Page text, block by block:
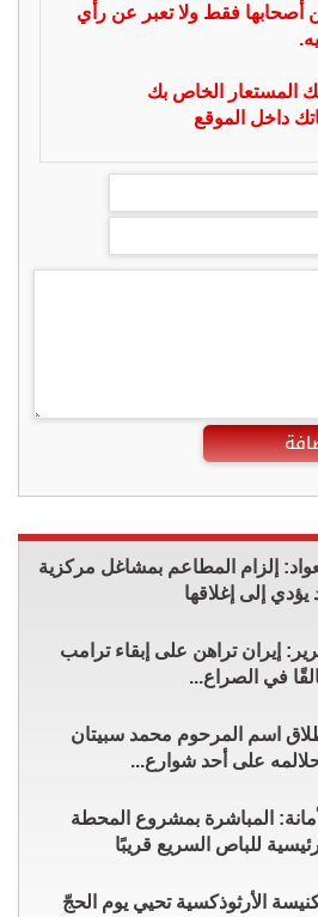
أصحابها فقط ولا تعبر عن رأي
المستعار الخاص بك
داخل الموقع
إلزام المطاعم بمشاغل مركزية
يؤدي إلى إغلاقها
إيران تراهن على إبقاء ترامب
في الصراع...
اسم المرحوم محمد سبيتان
على أحد شوارع...
المباشرة بمشروع المحطة
للباص السريع قريبًا
الأرثوذكسية تحيي يوم الحجّ